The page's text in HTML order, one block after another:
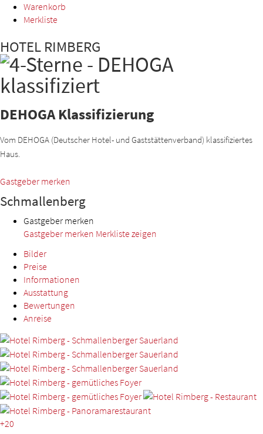
Warenkorb
Merkliste
HOTEL RIMBERG
DEHOGA Klassifizierung
Vom DEHOGA (Deutscher Hotel- und Gaststättenverband) klassifiziertes
Haus.
Gastgeber merken
Schmallenberg
Gastgeber merken
Gastgeber merken Merkliste zeigen
Bilder
Preise
Informationen
Ausstattung
Bewertungen
Anreise
+20